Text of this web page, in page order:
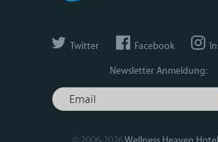
Twitter Facebook
Newsletter Anmeldung: